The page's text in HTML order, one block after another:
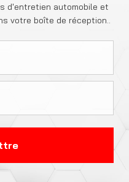
d'entretien automobile et
votre boîte de réception..